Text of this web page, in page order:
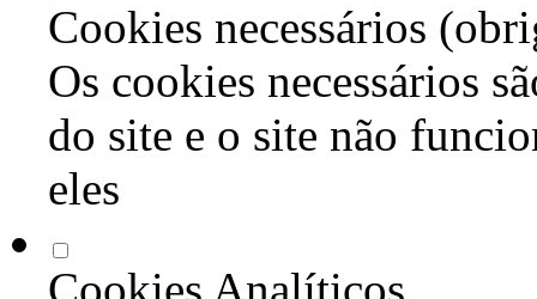
Cookies necessários
Os cookies necessários
do site e o site não
eles